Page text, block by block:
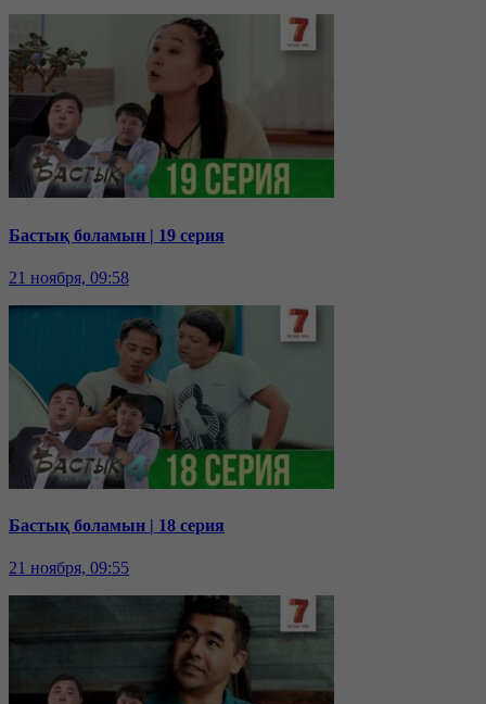
Бастық боламын | 19 серия
21 ноября, 09:58
Бастық боламын | 18 серия
21 ноября, 09:55